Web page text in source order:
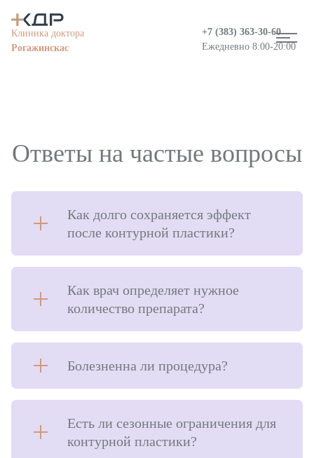
Клиника доктора
Рогажинскас
+7 (383) 363-30-60
Ежедневно 8:00-20:00
Информация о медицинской организации
Вакансии
Увеличение груди
Подтяжка груди
Коррекция ушей
Ответы на частые вопросы
Как долго сохраняется эффект
после контурной пластики?
Как врач определяет нужное
количество препарата?
Болезненна ли процедура?
Есть ли сезонные ограничения для
контурной пластики?